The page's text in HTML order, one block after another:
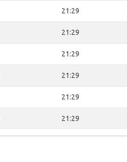
21:29
21:29
21:29
21:29
21:29
21:29